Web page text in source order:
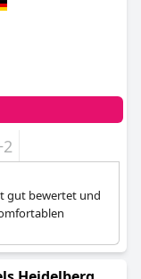
gut bewertet und